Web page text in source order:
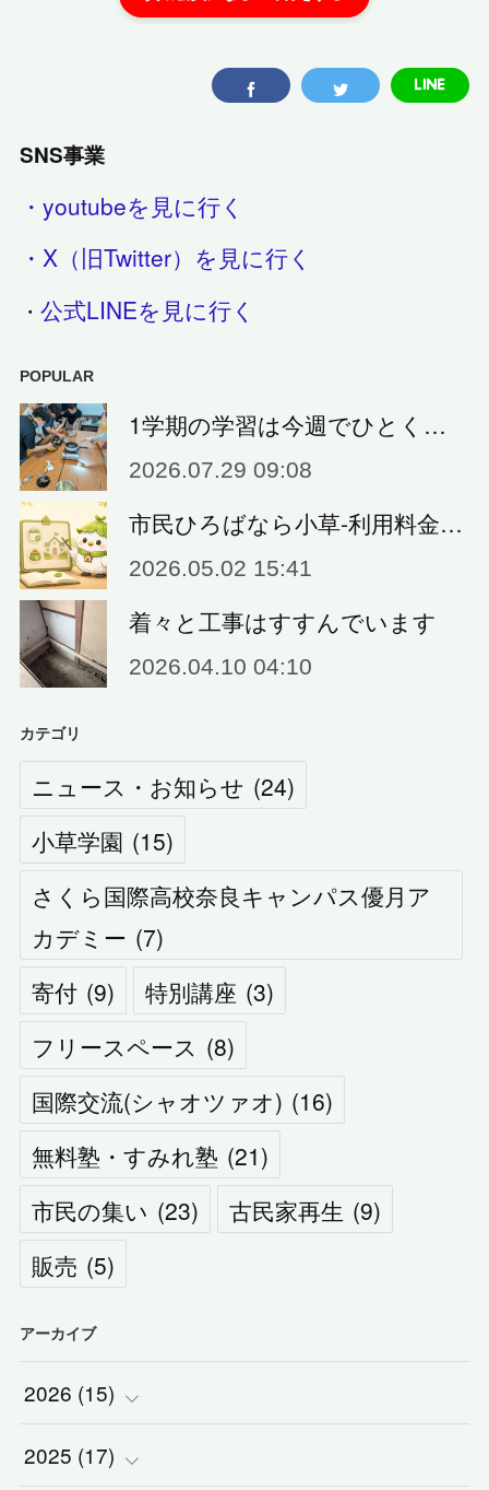
SNS事業
・youtubeを見に行く
・X（旧Twitter）を見に行く
・公式LINEを見に行く
POPULAR
1学期の学習は今週でひとく…
2026.07.29 09:08
市民ひろばなら小草‐利用料金…
2026.05.02 15:41
着々と工事はすすんでいます
2026.04.10 04:10
カテゴリ
ニュース・お知らせ (24)
小草学園 (15)
さくら国際高校奈良キャンパス優月ア
カデミー (7)
寄付 (9) 特別講座 (3)
フリースペース (8)
国際交流(シャオツァオ) (16)
無料塾・すみれ塾 (21)
市民の集い (23) 古民家再生 (9)
販売 (5)
アーカイブ
2026 (15)
(1)
2025 (17)